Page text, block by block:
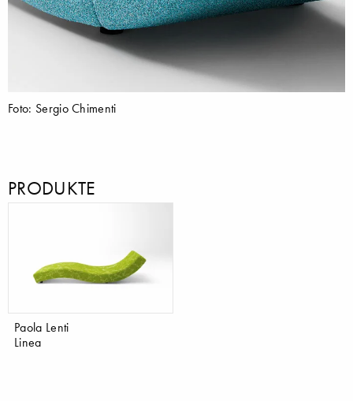
Foto: Sergio Chimenti
PRODUKTE
Paola Lenti
Linea